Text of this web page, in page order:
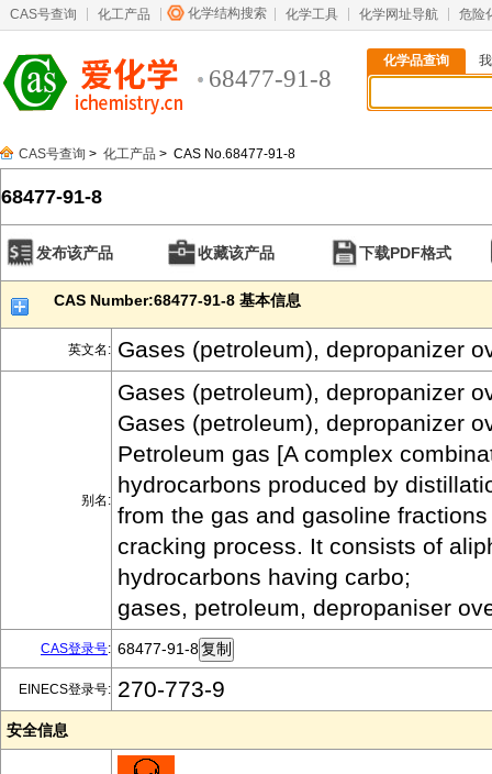
CAS号查询 化工产品 化学结构搜索 化学工具 化学网址导航 危险
68477-91-8
化学品查询
CAS号查询 > 化工产品 > CAS No.68477-91-8
68477-91-8
发布该产品 收藏该产品 下载PDF格式
CAS Number:68477-91-8 基本信息
英文名: Gases (petroleum), depropanizer
别名:
Gases (petroleum), depropanizer
Gases (petroleum), depropanizer
Petroleum gas [A complex
hydrocarbons produced by
from the gas and gasoline
cracking process. It consists of
hydrocarbons having carbo;
gases, petroleum, depropaniser
CAS登录号: 68477-91-8
EINECS登录号: 270-773-9
安全信息